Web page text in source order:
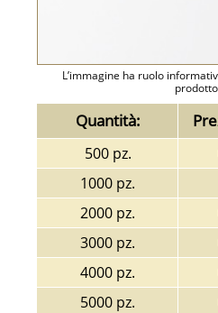
L’immagine ha ruolo
Quantità:
500 pz.
1000 pz.
2000 pz.
3000 pz.
4000 pz.
5000 pz.